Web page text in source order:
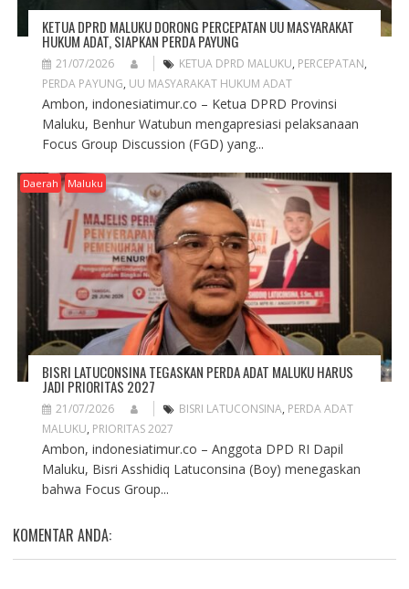
KETUA DPRD MALUKU DORONG PERCEPATAN UU MASYARAKAT
HUKUM ADAT, SIAPKAN PERDA PAYUNG
21/07/2026 KETUA DPRD MALUKU, PERCEPATAN,
PERDA PAYUNG, UU MASYARAKAT HUKUM ADAT
Ambon, indonesiatimur.co – Ketua DPRD Provinsi
Maluku, Benhur Watubun mengapresiasi pelaksanaan
Focus Group Discussion (FGD) yang...
Daerah Maluku
BISRI LATUCONSINA TEGASKAN PERDA ADAT MALUKU HARUS
JADI PRIORITAS 2027
21/07/2026 BISRI LATUCONSINA, PERDA ADAT
MALUKU, PRIORITAS 2027
Ambon, indonesiatimur.co – Anggota DPD RI Dapil
Maluku, Bisri Asshidiq Latuconsina (Boy) menegaskan
bahwa Focus Group...
KOMENTAR ANDA: